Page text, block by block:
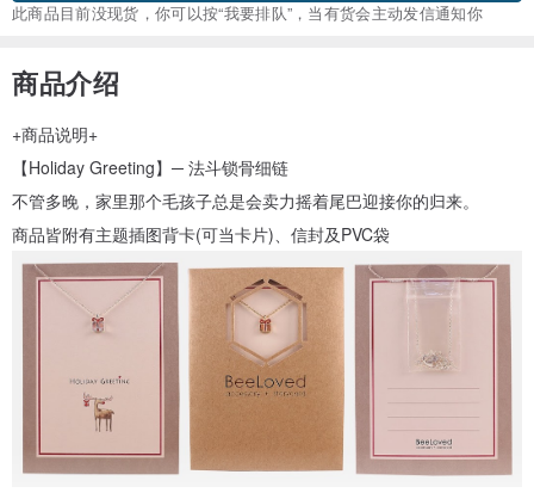
此商品目前没现货，你可以按“我要排队”，当有货会主动发信通知你
商品介绍
+商品说明+
【Holiday Greeting】─ 法斗锁骨细链
不管多晚，家里那个毛孩子总是会卖力摇着尾巴迎接你的归来。
商品皆附有主题插图背卡(可当卡片)、信封及PVC袋